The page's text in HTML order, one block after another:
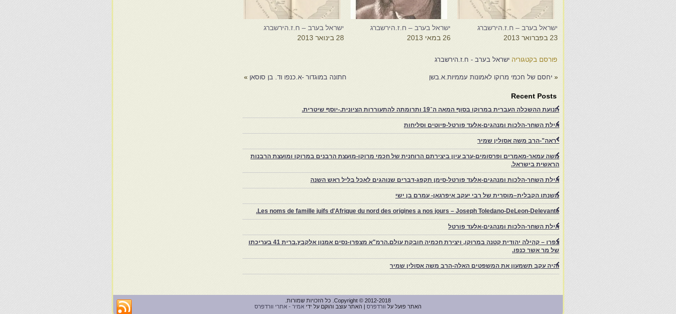
ישראל בערב – ח.ז.הירשברג
23 בפברואר 2013
ישראל בערב – ח.ז.הירשברג
26 במאי 2013
ישראל בערב – ח.ז.הירשברג
28 בינואר 2013
פורסם בקטגוריה ישראל בערב - ח.ז.הירשברג
« יחסם של חכמי מרוקו לאמונות עממיות.א.בשן חתונה במוגדור -א.כנפו וד. בן סוסאן »
Recent Posts
תנועת ההשכלה העברית במרוקו בסוף המאה ה־19 ותרומתה להתעוררות הציונית.-יוסף שיטרית.
אילת השחר-הלכות ומנהגים-אלעד פורטל-פיוטים וסליחות
"ראה"-הרב משה אסולין שמיר
משה עמאר-מאמרים ופרסומים-ערב עיון ביצירתם הרוחנית של חכמי מרוקו-מועצת הרבנים במרוקו ומועצת הרבנות
הראשית בישראל.
אילת השחר-הלכות ומנהגים-אלעד פורטל-סימן תקפג-דברים שנוהגים לאכל בליל ראש השנה
משנתו הקבלית–מוסרית של רבי יעקב איפרגאן- עמרם בן ישי
Les noms de famille juifs d'Afrique du nord des origines a nos jours – Joseph Toledano-DeLeon-Delevante.
אילת השחר-הלכות ומנהגים-אלעד פורטל
צפרו – קהילה יהודית קטנה במרוקו, ויצירת חכמיה חובקת עולם.הרמ"א מצפרו-נסים אמנון אלקבץ.ברית 41 בעריכתו
של מר אשר כנפו.
והיה עקב תשמעון את המשפטים האלה-הרב משה אסולין שמיר
Copyright © 2012-2018. כל הזכויות שמורות.
האתר פועל על וורדפרס | האתר עוצב והוקם על ידי אמיר - אתרי וורדפרס